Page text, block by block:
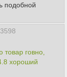
подобной
говно,
хороший